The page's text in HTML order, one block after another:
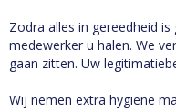
Zodra alles in gereedheid
medewerker u halen. We
gaan zitten. Uw
Wij nemen extra hygiëne